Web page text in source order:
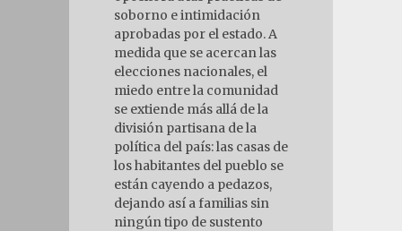
soborno e intimidación
aprobadas por el estado. A
medida que se acercan las
elecciones nacionales, el
miedo entre la comunidad
se extiende más allá de la
división partisana de la
política del país: las casas de
los habitantes del pueblo se
están cayendo a pedazos,
dejando así a familias sin
ningún tipo de sustento